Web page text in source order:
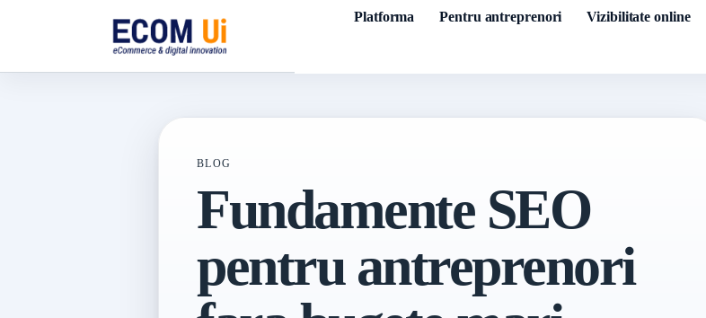
Platforma Pentru antreprenori Vizibilitate online
BLOG
Fundamente SEO
pentru antreprenori